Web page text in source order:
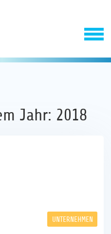
Jahr: 2018
UNTERNEHMEN